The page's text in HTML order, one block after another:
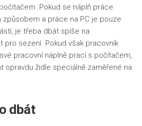
Pokud se náplň práce
způsobem a práce na PC je pouze
je třeba dbát spíše na
pro sezení. Pokud však pracovník
pracovní náplně prací s počítačem,
opravdu židle speciálně zaměřené na
dbát